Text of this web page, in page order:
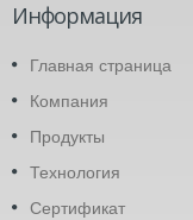
Информация
Главная страница
Компания
Продукты
Технология
Сертификат